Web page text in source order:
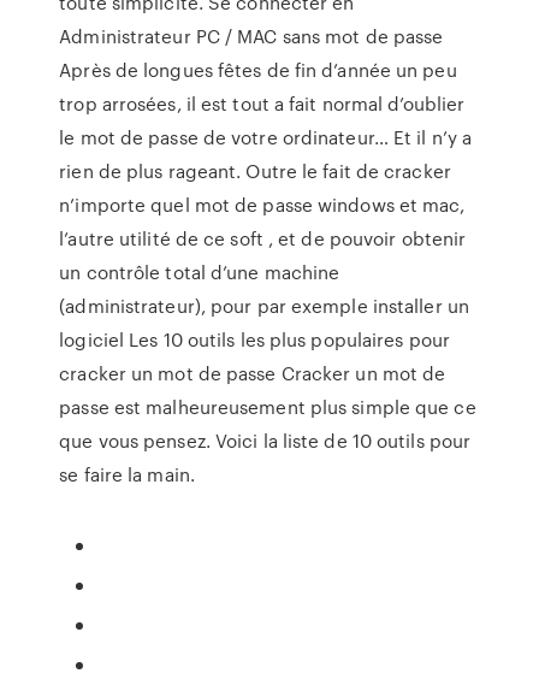
Administrateur PC / MAC sans mot de passe
Après de longues fêtes de fin d’année un peu
trop arrosées, il est tout a fait normal d’oublier
le mot de passe de votre ordinateur… Et il n’y a
rien de plus rageant. Outre le fait de cracker
n’importe quel mot de passe windows et mac,
l’autre utilité de ce soft , et de pouvoir obtenir
un contrôle total d’une machine
(administrateur), pour par exemple installer un
logiciel Les 10 outils les plus populaires pour
cracker un mot de passe Cracker un mot de
passe est malheureusement plus simple que ce
que vous pensez. Voici la liste de 10 outils pour
se faire la main.